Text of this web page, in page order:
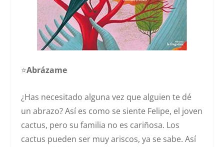
⭐️Abrázame
¿Has necesitado alguna vez que alguien te dé
un abrazo? Así es como se siente Felipe, el joven
cactus, pero su familia no es cariñosa. Los
cactus pueden ser muy ariscos, ya se sabe. Así